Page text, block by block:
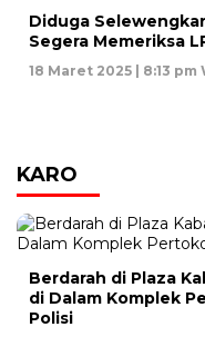
Diduga
Segera Memeriksa
18 Maret 2025 | 8:13 pm
KARO
Berdarah di Plaza
di Dalam Komplek
Polisi